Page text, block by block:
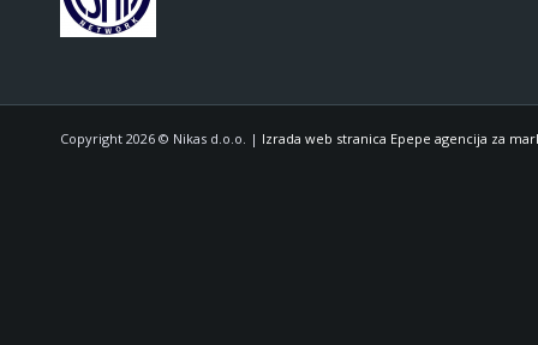
Copyright 2026 © Nikas d.o.o. | Izrada web stranica Epepe agencija za